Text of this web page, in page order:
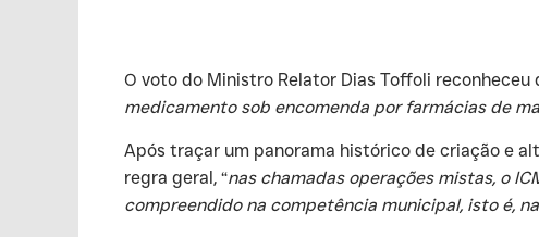
‍O voto do Ministro Relator Dias Toffoli
medicamento sob encomenda por farmácias de
‍Após traçar um panorama histórico de criação e
regra geral, “nas chamadas operações mistas, o
compreendido na competência municipal, isto é,